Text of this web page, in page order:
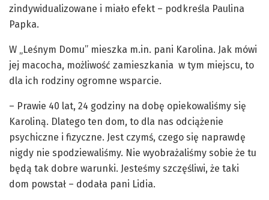
zindywidualizowane i miało efekt – podkreśla Paulina
Papka.
W „Leśnym Domu” mieszka m.in. pani Karolina. Jak mówi
jej macocha, możliwość zamieszkania w tym miejscu, to
dla ich rodziny ogromne wsparcie.
– Prawie 40 lat, 24 godziny na dobę opiekowaliśmy się
Karoliną. Dlatego ten dom, to dla nas odciążenie
psychiczne i fizyczne. Jest czymś, czego się naprawdę
nigdy nie spodziewaliśmy. Nie wyobrażaliśmy sobie że tu
będą tak dobre warunki. Jesteśmy szczęśliwi, że taki
dom powstał – dodała pani Lidia.